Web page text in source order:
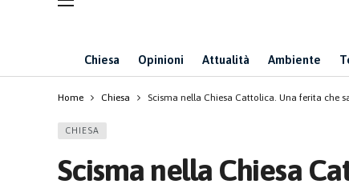
Chiesa Opinioni Attualità Ambiente
Home Chiesa Scisma nella Chiesa Cattolica. Una ferita che
CHIESA
Scisma nella Chiesa